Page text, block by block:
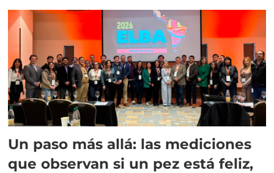
Un paso más allá: las mediciones
que observan si un pez está feliz,